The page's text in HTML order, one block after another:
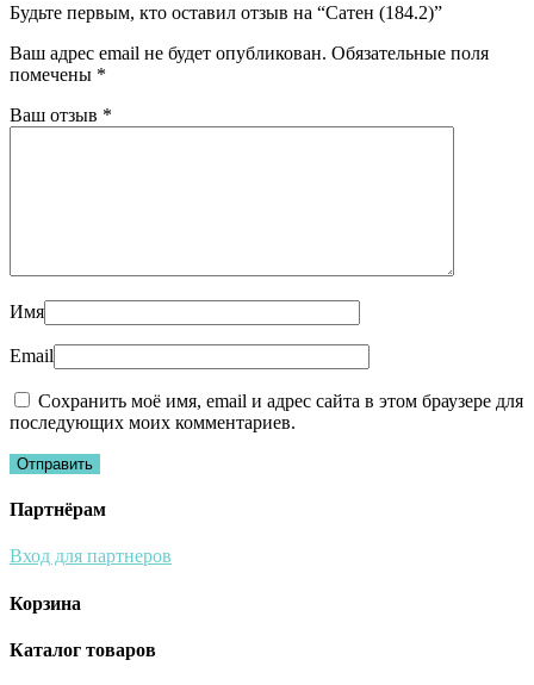
Будьте первым, кто оставил отзыв на “Сатен (184.2)”
Ваш адрес email не будет опубликован. Обязательные поля
помечены *
Ваш отзыв *
Имя
Email
Сохранить моё имя, email и адрес сайта в этом браузере для
последующих моих комментариев.
Партнёрам
Вход для партнеров
Корзина
Каталог товаров